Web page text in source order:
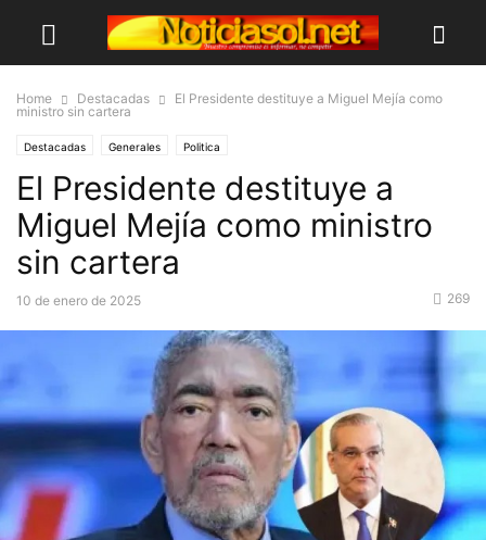
Home Destacadas
El Presidente destituye a Miguel Mejía como
ministro sin cartera
Destacadas Generales Politica
El Presidente destituye a
Miguel Mejía como ministro
sin cartera
10 de enero de 2025 269